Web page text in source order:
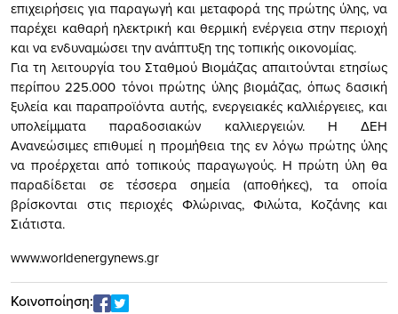
επιχειρήσεις για παραγωγή και μεταφορά της πρώτης ύλης, να
παρέχει καθαρή ηλεκτρική και θερμική ενέργεια στην περιοχή
και να ενδυναμώσει την ανάπτυξη της τοπικής οικονομίας.
Για τη λειτουργία του Σταθμού Βιομάζας απαιτούνται ετησίως
περίπου 225.000 τόνοι πρώτης ύλης βιομάζας, όπως δασική
ξυλεία και παραπροϊόντα αυτής, ενεργειακές καλλιέργειες, και
υπολείμματα παραδοσιακών καλλιεργειών. Η ΔΕΗ
Ανανεώσιμες επιθυμεί η προμήθεια της εν λόγω πρώτης ύλης
να προέρχεται από τοπικούς παραγωγούς. Η πρώτη ύλη θα
παραδίδεται σε τέσσερα σημεία (αποθήκες), τα οποία
βρίσκονται στις περιοχές Φλώρινας, Φιλώτα, Κοζάνης και
Σιάτιστα.
www.worldenergynews.gr
Κοινοποίηση: